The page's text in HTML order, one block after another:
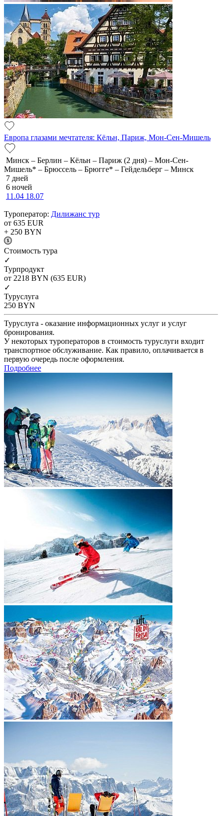
Европа глазами мечтателя: Кёльн, Париж, Мон-Сен-Мишель
Минск – Берлин – Кёльн – Париж (2 дня) – Мон-Сен-
Мишель* – Брюссель – Брюгге* – Гейдельберг – Минск
7 дней
6 ночей
11.04 18.07
Туроператор: Дилижанс тур
от 635 EUR
+ 250 BYN
Cтоимость тура
✓
Турпродукт
от 2218 BYN (635 EUR)
✓
Туруслуга
250 BYN
Туруслуга - оказание информационных услуг и услуг
бронирования.
У некоторых туроператоров в стоимость туруслуги входит
транспортное обслуживание. Как правило, оплачивается в
первую очередь после оформления.
Подробнее